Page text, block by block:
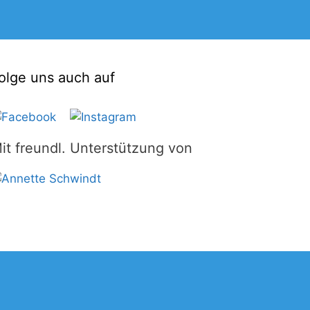
uns auch auf
freundl. Unterstützung von